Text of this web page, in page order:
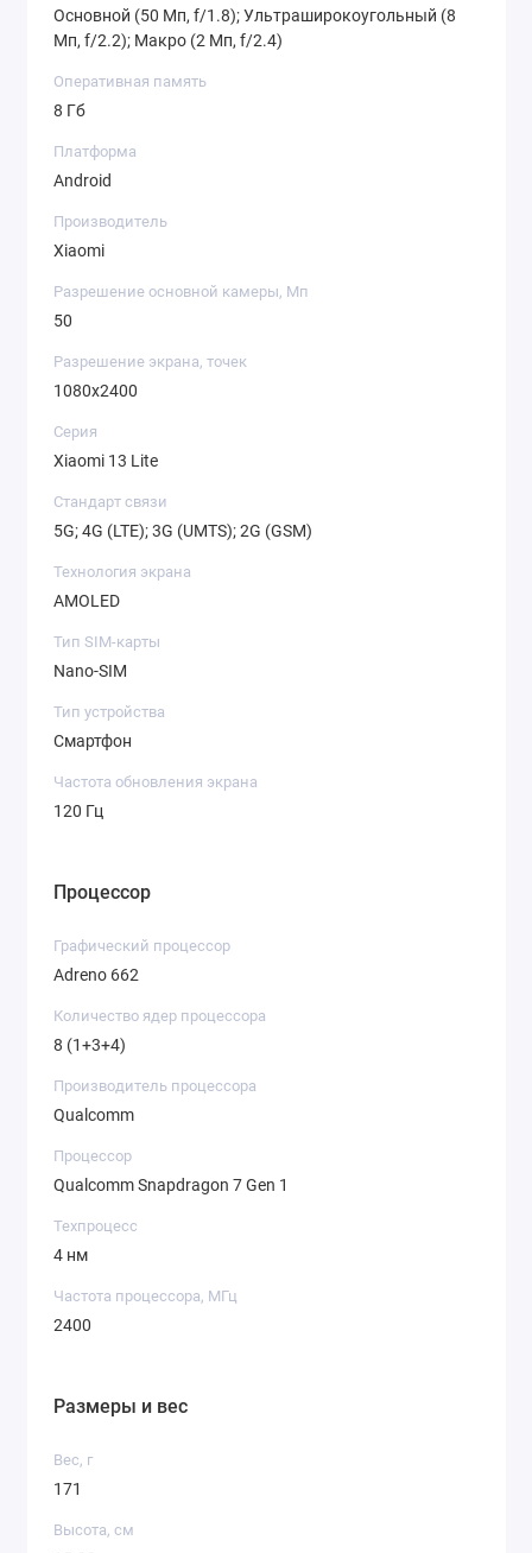
Основной (50 Мп, f/1.8); Ультраширокоугольный (8
Мп, f/2.2); Макро (2 Мп, f/2.4)
Оперативная память
8 Гб
Платформа
Android
Производитель
Xiaomi
Разрешение основной камеры, Мп
50
Разрешение экрана, точек
1080х2400
Серия
Xiaomi 13 Lite
Стандарт связи
5G; 4G (LTE); 3G (UMTS); 2G (GSM)
Технология экрана
AMOLED
Тип SIM-карты
Nano-SIM
Тип устройства
Смартфон
Частота обновления экрана
120 Гц
Процессор
Графический процессор
Adreno 662
Количество ядер процессора
8 (1+3+4)
Производитель процессора
Qualcomm
Процессор
Qualcomm Snapdragon 7 Gen 1
Техпроцесс
4 нм
Частота процессора, МГц
2400
Размеры и вес
Вес, г
171
Высота, см